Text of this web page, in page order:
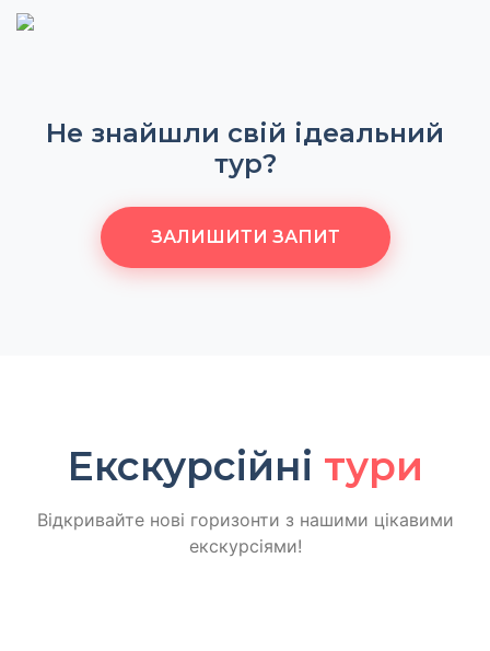
Не знайшли свій ідеальний
тур?
ЗАЛИШИТИ ЗАПИТ
Екскурсійні тури
Відкривайте нові горизонти з нашими цікавими
екскурсіями!